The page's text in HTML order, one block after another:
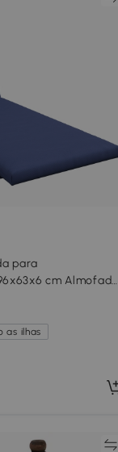
para
cm Almofada
Algodão com Tecido
as ilhas
Comparar